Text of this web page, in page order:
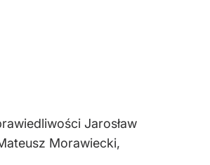
Jarosław
Morawiecki,